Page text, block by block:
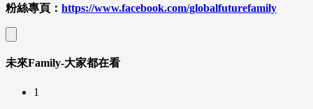
粉絲專頁： https://www.facebook.com/globalfuturefamily
未來Family-大家都在看
1